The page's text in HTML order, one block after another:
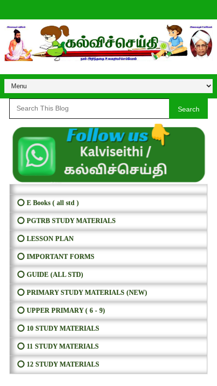
Search
⭕ E Books ( all std )
⭕ PGTRB STUDY MATERIALS
⭕ LESSON PLAN
⭕ IMPORTANT FORMS
⭕ GUIDE (ALL STD)
⭕ PRIMARY STUDY MATERIALS (NEW)
⭕ UPPER PRIMARY ( 6 - 9)
⭕ 10 STUDY MATERIALS
⭕ 11 STUDY MATERIALS
⭕ 12 STUDY MATERIALS